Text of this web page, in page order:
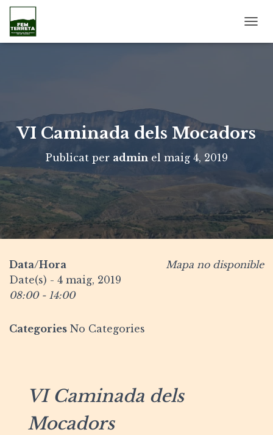
A
A
C
Ó
VI Caminada dels Mocadors
Publicat per adminel maig 4, 2019
Mapa no disponible
Data/Hora
Date(s) - 4 maig, 2019
08:00 - 14:00
Categories No Categories
VI Caminada dels
Mocadors